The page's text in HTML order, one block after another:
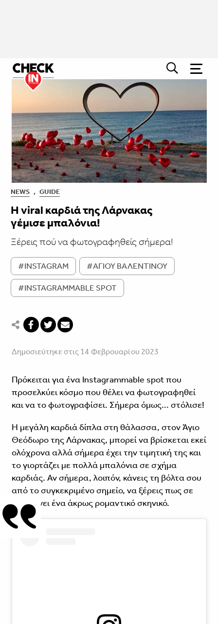
NEWS , GUIDE
Η viral καρδιά της Λάρνακας
γέμισε μπαλόνια!
Ξέρεις πού να φωτογραφηθείς σήμερα!
#INSTAGRAM #ΑΓΙΟΥ ΒΑΛΕΝΤΙΝΟΥ
#INSTAGRAMMABLE SPOT
Δημοσιεύτηκε στις 14 Φεβρουαρίου 2023
Πρόκειται για ένα Instagrammable spot που
προσελκύει κόσμο που θέλει να φωτογραφηθεί
και να το φωτογραφίσει. Σήμερα όμως... στόλισε!
Η μεγάλη καρδιά δίπλα στη θάλασσα, στον Άγιο
Θεόδωρο της Λάρνακας, μπορεί να βρίσκεται εκεί
ολόχρονα αλλά σήμερα έχει την τιμητική της και
το γιορτάζει με πολλά μπαλόνια σε σχήμα
καρδιάς. Αν σήμερα, λοιπόν, κάνεις τη βόλτα σου
από το συγκεκριμένο σημείο, να ξέρεις πως σε
περιμένει ένα άκρως ρομαντικό σκηνικό.